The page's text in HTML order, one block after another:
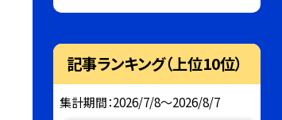
記事ランキング（上位10位）
集計期間：2026/7/8～2026/8/7